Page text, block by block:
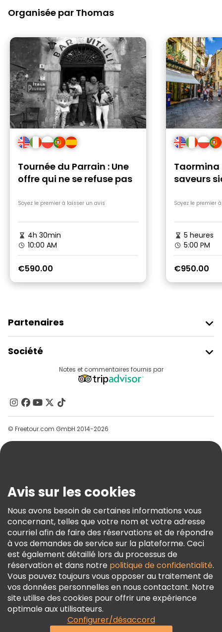
Organisée par Thomas
Tournée du Parrain : Une
offre qui ne se refuse pas
Soyez le premier à laisser un avis
4h 30min
10:00 AM
€590.00
Taormina
saveurs
Soyez le premier
5 heures
5:00 PM
€950.00
Partenaires
Connexion Du Fournisseur
Programme D’affiliation
Société
Contactez-Nous
Groupes
Aide
Conditions Générales Et Mentions Légales
Politique En Matière De Cookies
Freetour Prix
Programme De Fidélité
Notes et commentaires fournis par
© Freetour.com GmbH 2014-2026
Avis sur les cookies
Nous avons besoin de certaines informations vous
concernant, telles que votre nom et votre adresse
courriel afin de faire des réservations et de répondre
à vos demandes de service sur la plateforme. Ceci
est également détaillé lors du processus de
réservation et dans notre politique de confidentialité.
Vous pouvez toujours vous opposer au traitement de
vos données personnelles en nous contactant. Notre
site utilise des cookies pour offrir une expérience
optimale aux utilisateurs.
Configurer/désaccord